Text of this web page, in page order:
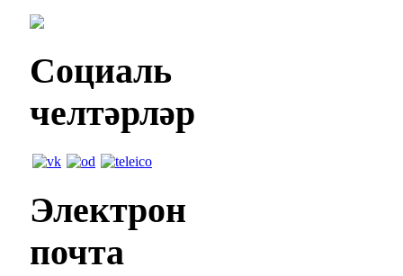
Социаль
челтәрләр
Электрон
почта